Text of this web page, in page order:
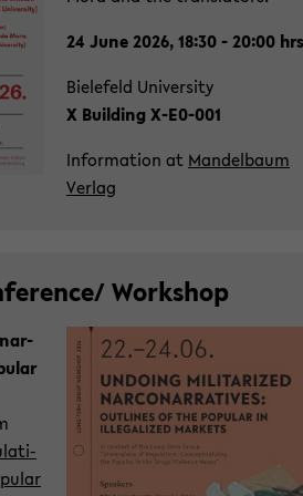
24 June 2026, 18:30 - 20:00 hrs
Bie­le­feld Uni­ver­si­ty
X Buil­ding X-​E0-001
In­for­ma­ti­on at Man­del­baum
Ver­lag
Work­shop